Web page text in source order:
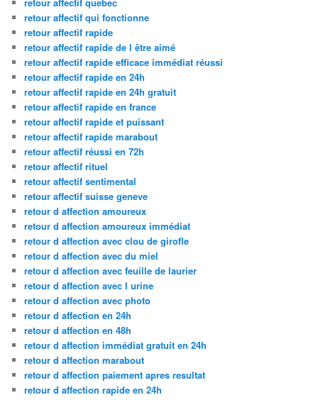
retour affectif qui fonctionne
retour affectif rapide
retour affectif rapide de l être aimé
retour affectif rapide efficace immédiat réussi
retour affectif rapide en 24h
retour affectif rapide en 24h gratuit
retour affectif rapide en france
retour affectif rapide et puissant
retour affectif rapide marabout
retour affectif réussi en 72h
retour affectif rituel
retour affectif sentimental
retour affectif suisse geneve
retour d affection amoureux
retour d affection amoureux immédiat
retour d affection avec clou de girofle
retour d affection avec du miel
retour d affection avec feuille de laurier
retour d affection avec l urine
retour d affection avec photo
retour d affection en 24h
retour d affection en 48h
retour d affection immédiat gratuit en 24h
retour d affection marabout
retour d affection paiement apres resultat
retour d affection rapide en 24h